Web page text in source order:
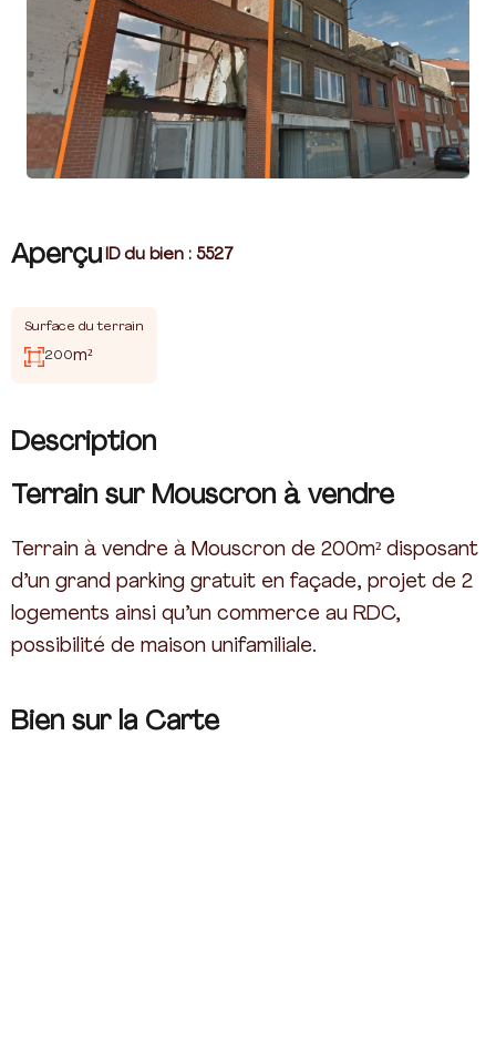
Aperçu ID du bien : 5527
Surface du terrain
200m²
Description
Terrain sur Mouscron à vendre
Terrain à vendre à Mouscron de 200m² disposant
d’un grand parking gratuit en façade, projet de 2
logements ainsi qu’un commerce au RDC,
possibilité de maison unifamiliale.
Bien sur la Carte